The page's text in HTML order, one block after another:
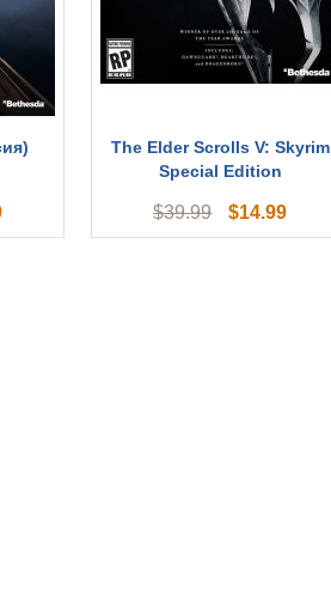
The Elder Scrolls V: Skyrim
Special Edition
$39.99 $14.99